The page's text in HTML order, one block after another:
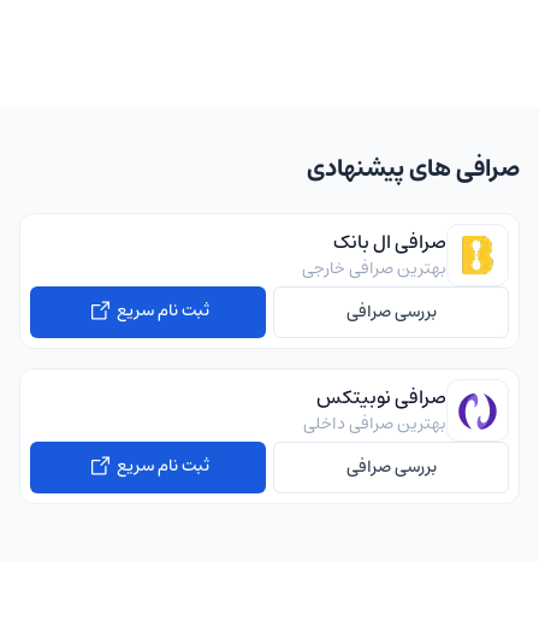
صرافی های پیشنهادی
صرافی ال بانک
بهترین صرافی خارجی
بررسی صرافی
ثبت نام سریع
صرافی نوبیتکس
بهترین صرافی داخلی
بررسی صرافی
ثبت نام سریع